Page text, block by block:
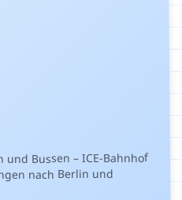
Bussen – ICE-Bahnhof
nach Berlin und